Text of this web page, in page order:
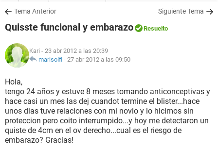
SALUD
FAMILIA
NUTRICIÓN
BIENESTAR
SEXUALIDAD
GLOSARIO
Tema Anterior Siguiente Tema
Quisste funcional y embarazo Resuelto
Kari - 23 abr 2012 a las 20:39
marisolfl - 27 abr 2012 a las 09:50
Hola,
tengo 24 años y estuve 8 meses tomando anticonceptivas y
hace casi un mes las dej cuandot termine el blister...hace
unos dias tuve relaciones con mi novio y lo hicimos sin
proteccion pero coito interrumpido...y hoy me detectaron un
quiste de 4cm en el ov derecho...cual es el riesgo de
embarazo? Gracias!